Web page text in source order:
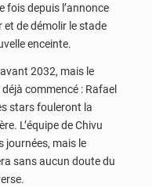
fois depuis l’annonce
et de démolir le stade
enceinte.
2032, mais le
commencé : Rafael
stars fouleront la
L’équipe de Chivu
journées, mais le
sans aucun doute du